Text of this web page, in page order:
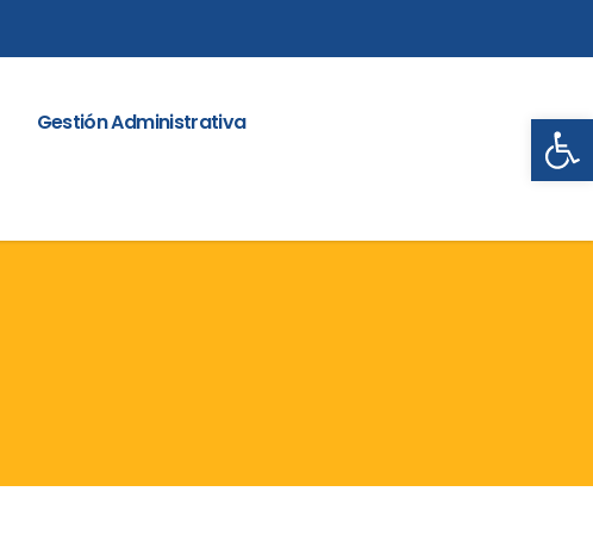
Gestión Administrativa